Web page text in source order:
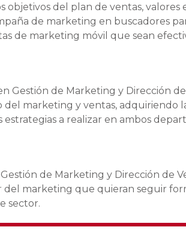
objetivos del plan de ventas, valores
de marketing en buscadores
de marketing móvil que sean
Gestión de Marketing y Dirección
marketing y ventas, adquiriendo
estrategias a realizar en ambos
de Marketing y Dirección de
del marketing que quieran seguir
sector.